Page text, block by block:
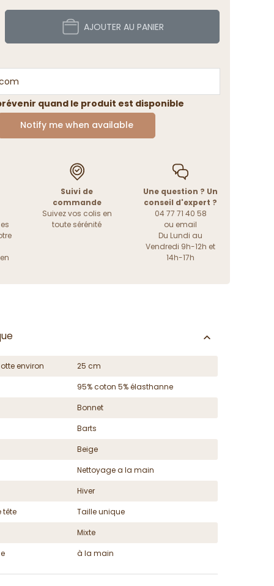
AJOUTER AU PANIER
quand le produit est disponible
Notify me when available
Suivi de
commande
Suivez vos colis en
toute sérénité
Une question ? Un
conseil d'expert ?
04 77 71 40 58
ou email
Du Lundi au
Vendredi 9h-12h et
14h-17h
environ
25 cm
95% coton 5% élasthanne
Bonnet
Barts
Beige
Nettoyage a la main
Hiver
tête
Taille unique
Mixte
à la main